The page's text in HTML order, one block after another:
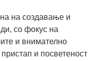
на создавање и
со фокус на
и внимателно
и посветеност